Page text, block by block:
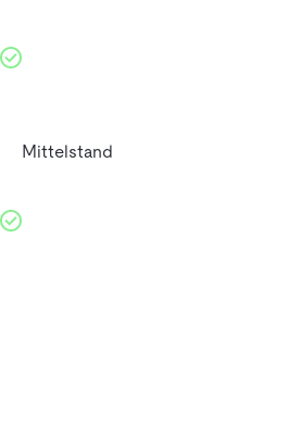
Mittelstand